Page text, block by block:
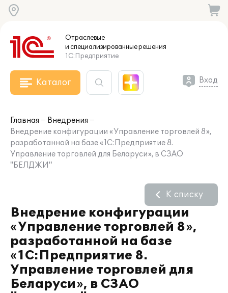
Отраслевые
и специализированныерешения
1С:Предприятие
Каталог Вход
Главная
Внедрения
Внедрение конфигурации «Управление торговлей 8»,
разработанной на базе «1С:Предприятие 8.
Управление торговлей для Беларуси», в СЗАО
"БЕЛДЖИ"
Внедрение конфигурации
«Управление торговлей 8»,
разработанной на базе
«1С:Предприятие 8.
Управление торговлей для
Беларуси», в СЗАО
К списку